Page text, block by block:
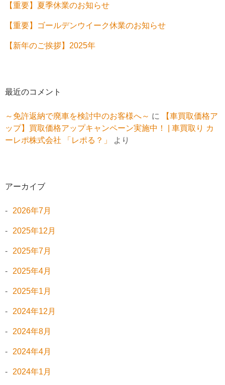
【重要】夏季休業のお知らせ
【重要】ゴールデンウイーク休業のお知らせ
【新年のご挨拶】2025年
最近のコメント
～免許返納で廃車を検討中のお客様へ～ に
【車買取価格ア
ップ】買取価格アップキャンペーン実施中！ | 車買取り カ
ーレポ株式会社 「レポる？」
より
アーカイブ
2026年7月
2025年12月
2025年7月
2025年4月
2025年1月
2024年12月
2024年8月
2024年4月
2024年1月